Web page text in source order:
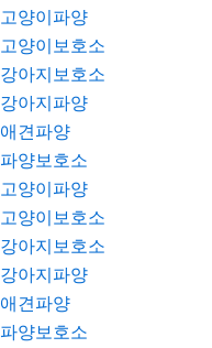
고양이파양
고양이보호소
강아지보호소
강아지파양
애견파양
파양보호소
고양이파양
고양이보호소
강아지보호소
강아지파양
애견파양
파양보호소